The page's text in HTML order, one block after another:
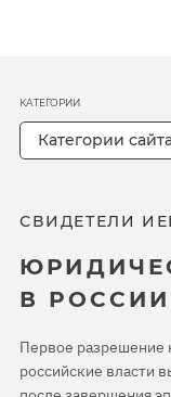
СВИДЕТЕЛИ
В РОССИИ
Первое разрешение
российские власти
КАТЕГОРИИ
Категории